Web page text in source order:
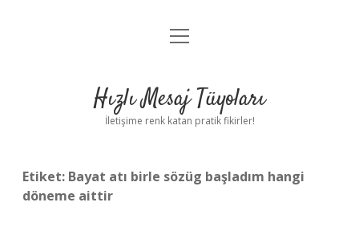
Anasayfa
Yasal Uyarı
menüyü
Hızlı Mesaj Tüyoları
İletişime renk katan pratik fikirler!
Etiket: Bayat atı birle sözüg başladım hangi
döneme aittir